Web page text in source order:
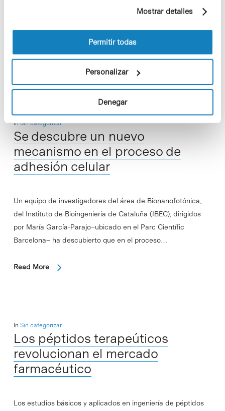
información sobre las cookies puede consultar
la Política de cookies del sitio web.
Mostrar detalles
Permitir todas
Personalizar
Denegar
consorcio EuroPain se han reunido en el Parc Científic
InSin categorizar
Se descubre un nuevo
mecanismo en el proceso de
adhesión celular
Un equipo de investigadores del área de Bionanofotónica,
del Instituto de Bioingeniería de Cataluña (IBEC), dirigidos
por María García-Parajo–ubicado en el Parc Científic
Barcelona– ha descubierto que en el proceso…
Read More
In Sin categorizar
Los péptidos terapeúticos
revolucionan el mercado
farmacéutico
Los estudios básicos y aplicados en ingeniería de péptidos